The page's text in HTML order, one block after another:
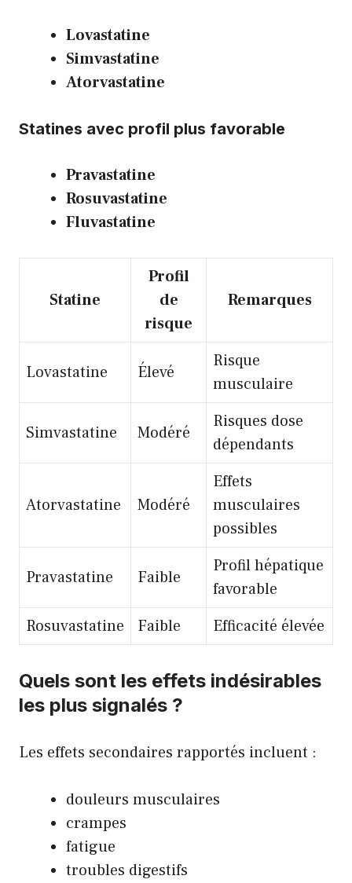
Lovastatine
Simvastatine
Atorvastatine
Statines avec profil plus favorable
Pravastatine
Rosuvastatine
Fluvastatine
Statine
Profil
de
risque
Remarques
Lovastatine Élevé
Risque
musculaire
Simvastatine Modéré
Risques dose
dépendants
Atorvastatine Modéré
Effets
musculaires
possibles
Pravastatine Faible
Profil hépatique
favorable
Rosuvastatine
Faible Efficacité élevée
Quels sont les effets indésirables
les plus signalés ?
Les effets secondaires rapportés incluent :
douleurs musculaires
crampes
fatigue
troubles digestifs